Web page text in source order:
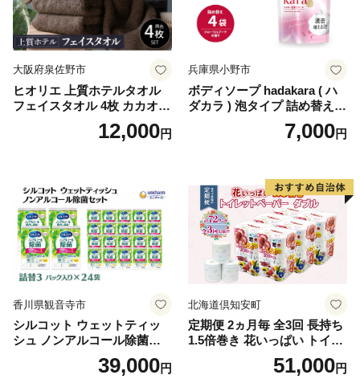
イレットペーパー [BDBH002
-1]
大阪府泉佐野市
ヒオリエ 上質ホテルタオル
フェイスタオル 4枚 カカオ
【タオル 泉州タオル 吸水 普
段使い 無地 シンプル 日用品
12,000円
兵庫県小野市
ボディソープ hadakara ( ハ
ダカラ ) 泡タイプ 詰め替え 4
40ml×4袋 ボディーソープ 泡
ボディソープ 泡 日用品 消耗
泡石鹸 石鹸 兵庫 兵庫県 小野
7,000円
香川県観音寺市
シルコット ウェットティッ
シュ ノンアルコール除菌詰
替（43枚×3P）×24袋 日用品
おもちゃ 拭き取り 手拭き 外
39,000円
北海道倶知安町
定期便 2ヵ月毎 全3回 長持ち
1.5倍巻き 花いっぱい トイレ
ットペーパー ダブル 45ｍ 計
72ロール 全18種 花柄 プリン
51,000円